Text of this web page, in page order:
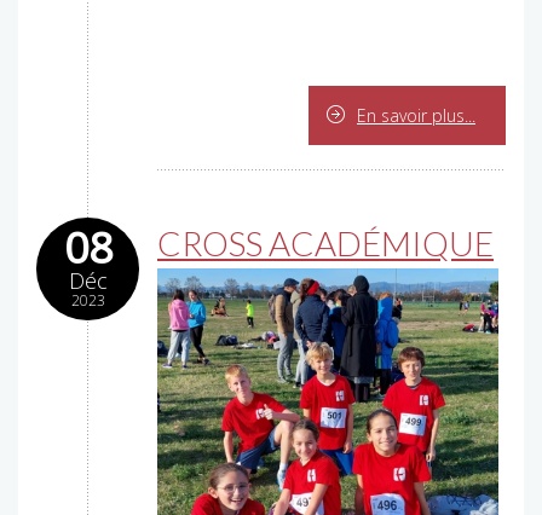
En savoir plus...
08
Déc
2023
CROSS ACADÉMIQUE